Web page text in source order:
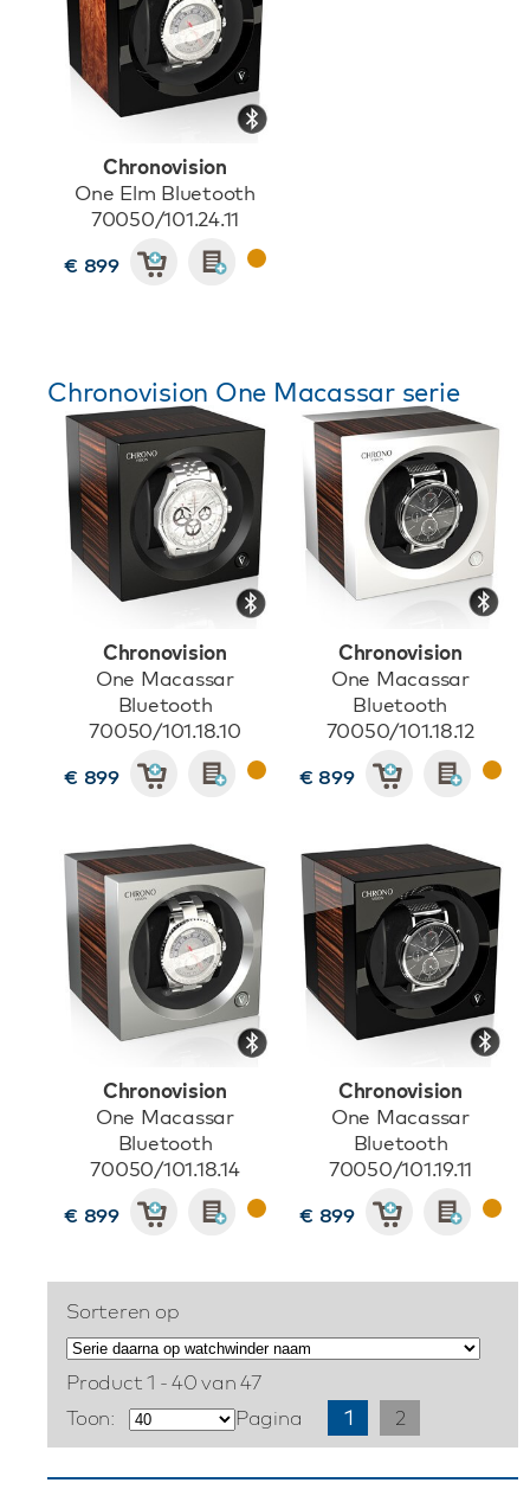
Chronovision
One Elm Bluetooth
70050/101.24.11
€ 899
Chronovision One Macassar serie
Chronovision
One Macassar
Bluetooth
70050/101.18.10
€ 899
Chronovision
One Macassar
Bluetooth
70050/101.18.12
€ 899
Chronovision
One Macassar
Bluetooth
70050/101.18.14
€ 899
Chronovision
One Macassar
Bluetooth
70050/101.19.11
€ 899
Sorteren op
Product 1 - 40 van 47
Toon:
Pagina 1 2